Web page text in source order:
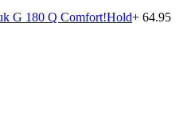
G 180 Q Comfort!Hold+ 64.95